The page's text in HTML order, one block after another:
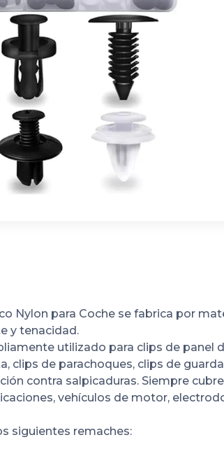
Nylon para Coche se fabrica por
y tenacidad.
utilizado para clips de panel
clips de parachoques, clips de
contra salpicaduras. Siempre
vehículos de motor,
siguientes remaches: